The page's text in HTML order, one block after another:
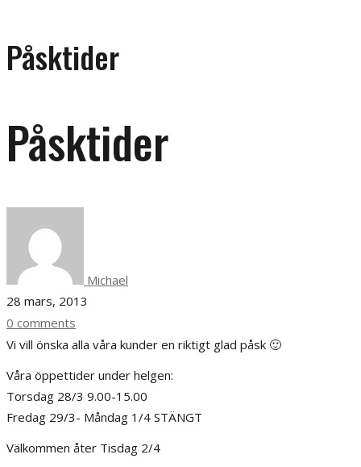
Påsktider
Påsktider
Michael
28 mars, 2013
0 comments
Vi vill önska alla våra kunder en riktigt glad påsk 🙂
Våra öppettider under helgen:
Torsdag 28/3 9.00-15.00
Fredag 29/3- Måndag 1/4 STÄNGT
Välkommen åter Tisdag 2/4